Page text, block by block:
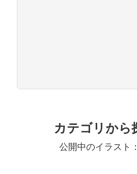
カテゴリから
公開中のイラスト